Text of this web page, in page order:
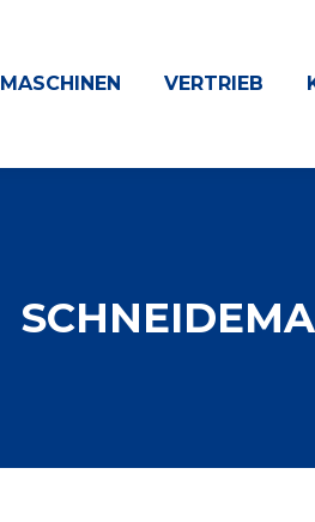
MASCHINEN VERTRIEB